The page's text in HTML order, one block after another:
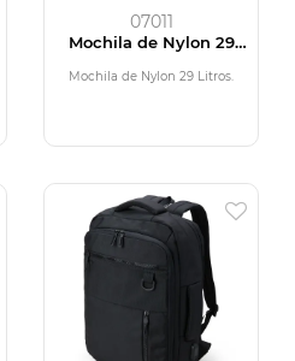
07011
Mochila de Nylon 29
Mochila de Nylon 29 Litros.